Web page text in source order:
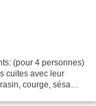
(pour 4 personnes)
cuites avec leur
courge, sésame,